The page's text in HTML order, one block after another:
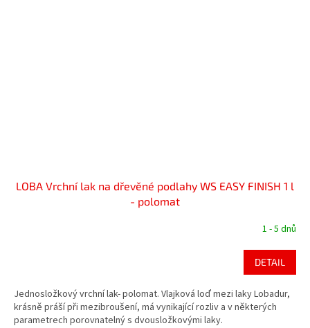
LOBA Vrchní lak na dřevěné podlahy WS EASY FINISH 1 l
- polomat
1 - 5 dnů
DETAIL
Jednosložkový vrchní lak- polomat. Vlajková loď mezi laky Lobadur,
krásně práší při mezibroušení, má vynikající rozliv a v některých
parametrech porovnatelný s dvousložkovými laky.